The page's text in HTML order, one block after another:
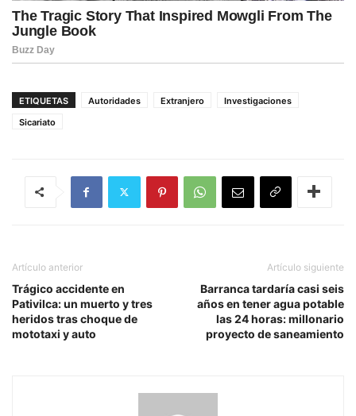
ETIQUETAS Autoridades Extranjero
Investigaciones
Sicariato
Artículo anterior
Trágico accidente en
Pativilca: un muerto y tres
heridos tras choque de
mototaxi y auto
Artículo siguiente
Barranca tardaría casi seis
años en tener agua potable
las 24 horas: millonario
proyecto de saneamiento